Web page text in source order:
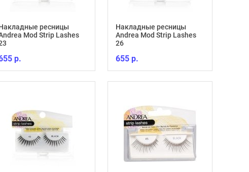
ресницы
Mod Strip Lashes
р.
Накладные ресницы
Andrea Mod Strip Lashes
26
655 р.